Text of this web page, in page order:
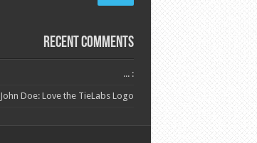
Recent Comments
: ...
John Doe: Love the TieLabs Logo :)...